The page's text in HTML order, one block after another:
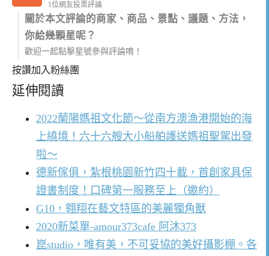
1位網友投票評論
關於本文評論的商家、商品、景點、議題、方法，
你給幾顆星呢？
歡迎一起點擊星號參與評論唷！
按讚加入粉絲團
延伸閱讀
2022蘭陽媽祖文化節～從南方澳漁港開始的海
上繞境！六十六艘大小船舶護送媽祖聖駕出發
啦～
德新傢俱，紮根桃園新竹四十載，首創家具保
證書制度！口碑第一服務至上（邀約）
G10，翱翔在藝文特區的美麗獨角獸
2020新菜單-amour373cafe 阿沐373
崑studio，唯有美，不可妥協的美好攝影棚。各